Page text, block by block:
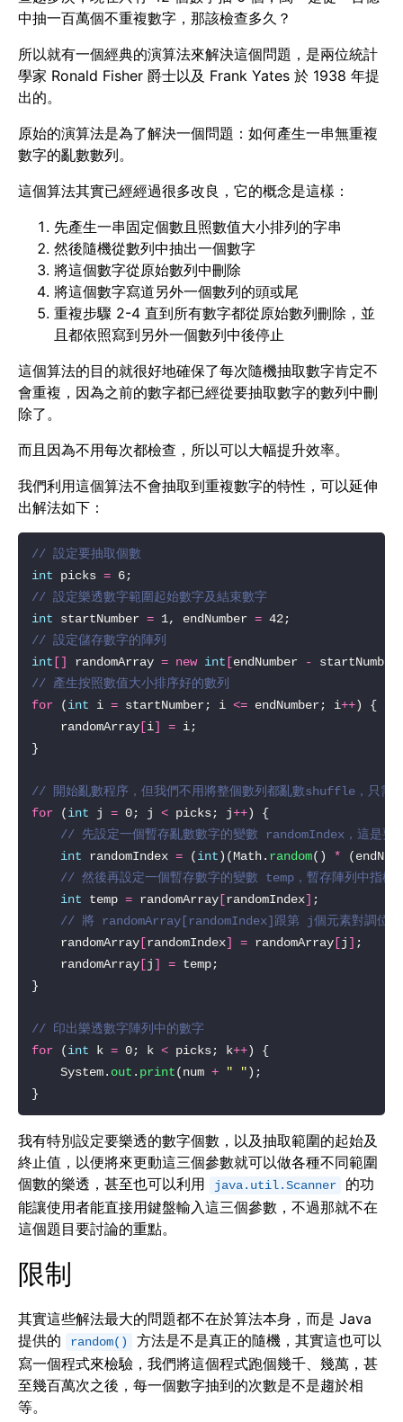
中抽一百萬個不重複數字，那該檢查多久？
所以就有一個經典的演算法來解決這個問題，是兩位統計
學家 Ronald Fisher 爵士以及 Frank Yates 於 1938 年提
出的。
原始的演算法是為了解決一個問題：如何產生一串無重複
數字的亂數數列。
這個算法其實已經經過很多改良，它的概念是這樣：
先產生一串固定個數且照數值大小排列的字串
然後隨機從數列中抽出一個數字
將這個數字從原始數列中刪除
將這個數字寫道另外一個數列的頭或尾
重複步驟 2-4 直到所有數字都從原始數列刪除，並
且都依照寫到另外一個數列中後停止
這個算法的目的就很好地確保了每次隨機抽取數字肯定不
會重複，因為之前的數字都已經從要抽取數字的數列中刪
除了。
而且因為不用每次都檢查，所以可以大幅提升效率。
我們利用這個算法不會抽取到重複數字的特性，可以延伸
出解法如下：
// 設定要抽取個數
int picks =
// 設定樂透數字範圍起始數字及結束數字
int startNumber = 1, endNumber =
// 設定儲存數字的陣列
int [] randomArray = new int [endNumber -
// 產生按照數值大小排序好的數列
for (int i = startNumber; i <= endNumber; i++
    randomArray
[i] =
// 開始亂數程序，但我們不用將整個數列都亂數shuffle，只需
for (int j = 0; j < picks; j++
// 先設定一個暫存亂數數字的變數 randomIndex，這是要
int randomIndex = (int)(Math. random() *
// 然後再設定一個暫存數字的變數 temp，暫存陣列中指標
int temp = randomArray [randomIndex]
// 將 randomArray[randomIndex]跟第 j個元素對調位置
    randomArray
[randomIndex] = randomArray [j]
    randomArray
[j] =
// 印出樂透數字陣列中的數字
for (int k = 0; k < picks; k++
    System.
out . print(num + " "
我有特別設定要樂透的數字個數，以及抽取範圍的起始及
終止值，以便將來更動這三個參數就可以做各種不同範圍
個數的樂透，甚至也可以利用
java.util.Scanner
的功
能讓使用者能直接用鍵盤輸入這三個參數，不過那就不在
這個題目要討論的重點。
限制
其實這些解法最大的問題都不在於算法本身，而是 Java
提供的
random()
方法是不是真正的隨機，其實這也可以
寫一個程式來檢驗，我們將這個程式跑個幾千、幾萬，甚
至幾百萬次之後，每一個數字抽到的次數是不是趨於相
等。